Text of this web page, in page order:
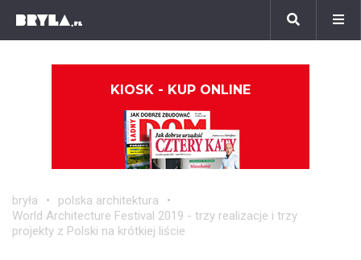
KIOSK - KUP ONLINE
bryła
polska architektura
World Architecture Festival 2019 - trzy realizacje i trzy
projekty z Polski na krótkiej liście